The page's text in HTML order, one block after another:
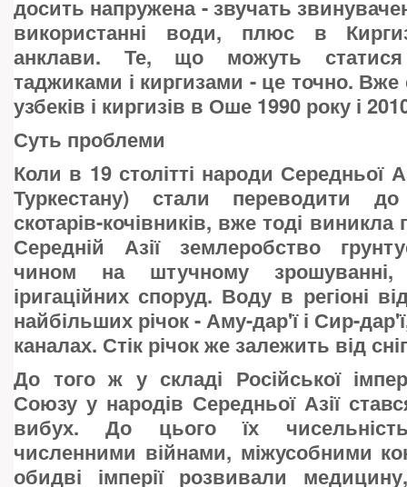
досить напружена - звучать
використанні води, плюс в
анклави. Те, що можуть статися
таджиками і киргизами - це точно. Вже
узбеків і киргизів в Оше 1990 року і
Суть проблеми
Коли в 19 столітті народи Середньої
Туркестану) стали переводити
скотарів-кочівників, вже тоді
Середній Азії землеробство
чином на штучному
іригаційних споруд. Воду в регіоні
найбільших річок - Аму-дар'ї і Сир-
каналах. Стік річок же залежить від
До того ж у складі Російської
Союзу у народів Середньої Азії
вибух. До цього їх
численними війнами, міжусобними
обидві імперії розвивали